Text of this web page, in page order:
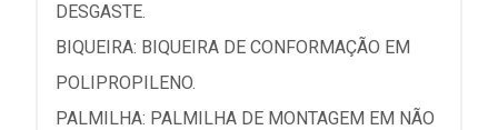
DESGASTE.
BIQUEIRA: BIQUEIRA DE CONFORMAÇÃO EM
POLIPROPILENO.
PALMILHA: PALMILHA DE MONTAGEM EM NÃO